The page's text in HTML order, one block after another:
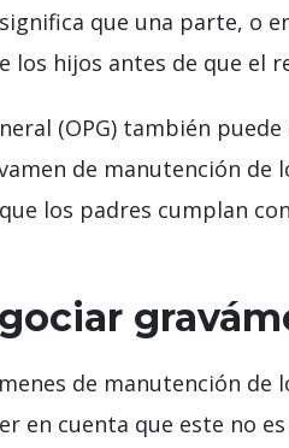
que una parte, o
los hijos antes de que el
(OPG) también
de manutención de
los padres cumplan
de manutención
en cuenta que este no